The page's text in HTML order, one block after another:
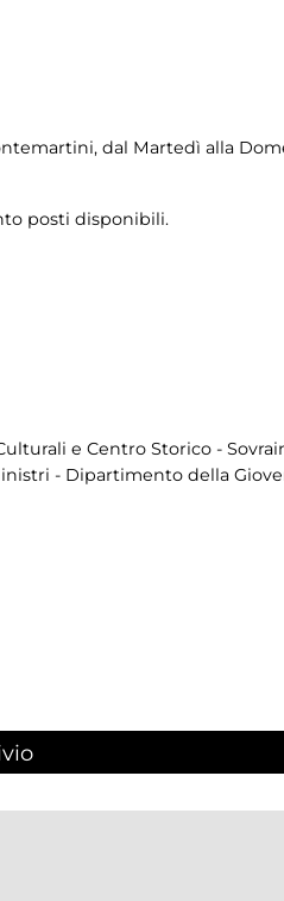
dal Martedì alla
posti disponibili.
e Centro Storico -
- Dipartimento della